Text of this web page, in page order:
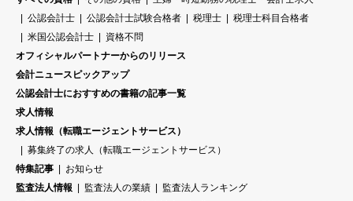
公認会計士
公認会計士試験合格者 税理士
税理士科目合格者
米国公認会計士
資格不問
オフィシャルパートナーからのリリース
会計ニュースピックアップ
公認会計士におすすめの書籍の記事一覧
求人情報
求人情報（転職エージェントサービス）
募集終了の求人（転職エージェントサービス）
特集記事
お知らせ
監査法人情報
監査法人の業績
監査法人ランキング